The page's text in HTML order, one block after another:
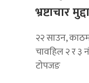
भ्रष्टाचार मुद्दा
२२ साउन,
चावहिल २ र ३
टोपजङ